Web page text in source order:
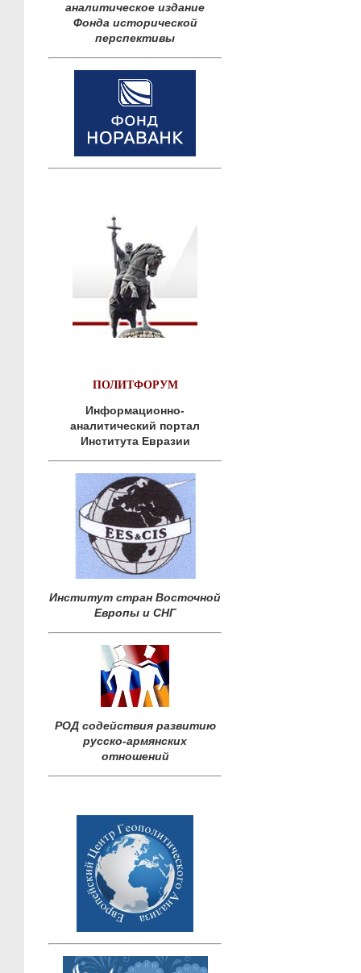
аналитическое издание
Фонда исторической
перспективы
ПОЛИТФОРУМ
Информационно-
аналитический портал
Института Евразии
Институт стран Восточной
Европы и СНГ
РОД содействия развитию
русско-армянских
отношений